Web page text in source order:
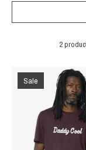
2
Sale